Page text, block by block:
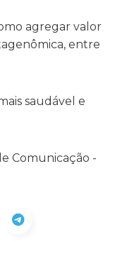
agregar valor
entre
saudável e
Comunicação -